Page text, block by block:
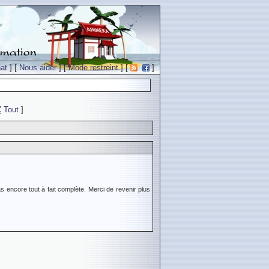
] [Nous aider] [Mode restreint] [ ]
Tout ]
encore tout à fait complète. Merci de revenir plus